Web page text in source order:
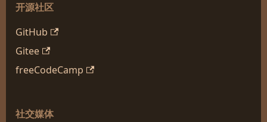
开源社区
GitHub
Gitee
freeCodeCamp
社交媒体